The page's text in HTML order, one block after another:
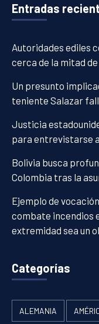
Entradas
Autoridades ediles
cerca de la mitad
Un presunto
teniente Salazar
Justicia
para entrevistarse
Bolivia busca
Colombia tras la
Ejemplo de
combate incendios
extremidad sea un
Categorías
ALEMANIA